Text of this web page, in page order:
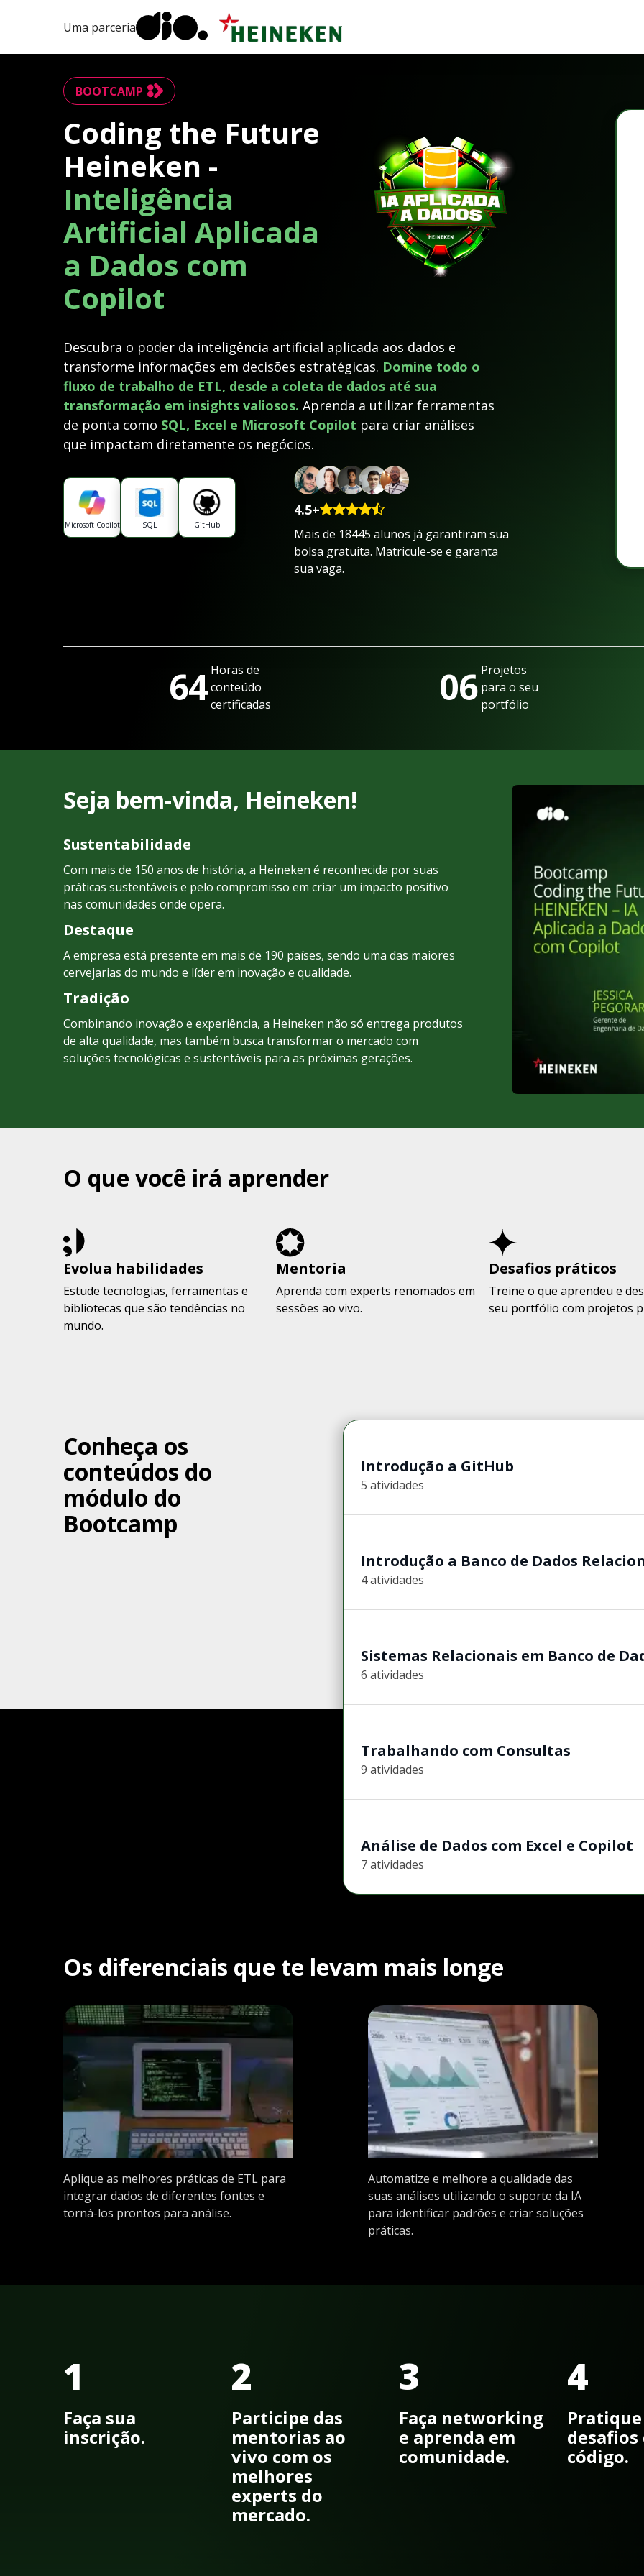
Uma parceria
BOOTCAMP
Coding the Future
Heineken -
Inteligência
Artificial Aplicada
a Dados com
Copilot
Descubra o poder da inteligência artificial aplicada aos dados e
transforme informações em decisões estratégicas. Domine todo o
fluxo de trabalho de ETL, desde a coleta de dados até sua
transformação em insights valiosos. Aprenda a utilizar ferramentas
de ponta como SQL, Excel e Microsoft Copilot para criar análises
que impactam diretamente os negócios.
Microsoft Copilot SQL GitHub
4.5+
Mais de 18445 alunos já garantiram sua
bolsa gratuita. Matricule-se e garanta
sua vaga.
64 Horas de
conteúdo
certificadas
06 Projetos
para o seu
portfólio
Seja bem-vinda, Heineken!
Sustentabilidade
Com mais de 150 anos de história, a Heineken é reconhecida por suas
práticas sustentáveis e pelo compromisso em criar um impacto positivo
nas comunidades onde opera.
Destaque
A empresa está presente em mais de 190 países, sendo uma das maiores
cervejarias do mundo e líder em inovação e qualidade.
Tradição
Combinando inovação e experiência, a Heineken não só entrega produtos
de alta qualidade, mas também busca transformar o mercado com
soluções tecnológicas e sustentáveis para as próximas gerações.
O que você irá aprender
Evolua habilidades
Estude tecnologias, ferramentas e
bibliotecas que são tendências no
mundo.
Mentoria
Aprenda com experts renomados em
sessões ao vivo.
Desafios práticos
Treine o que aprendeu e
seu portfólio com projetos
Conheça os
conteúdos do
módulo do
Bootcamp
Introdução a GitHub
5 atividades
Introdução a Banco de Dados
4 atividades
Sistemas Relacionais em Banco de
6 atividades
Trabalhando com Consultas
9 atividades
Análise de Dados com Excel e Copilot
7 atividades
Os diferenciais que te levam mais longe
Aplique as melhores práticas de ETL para
integrar dados de diferentes fontes e
torná-los prontos para análise.
Automatize e melhore a qualidade das
suas análises utilizando o suporte da IA
para identificar padrões e criar soluções
práticas.
1
Faça sua
inscrição.
2
Participe das
mentorias ao
vivo com os
melhores
experts do
mercado.
3
Faça networking
e aprenda em
comunidade.
4
desafios
código.